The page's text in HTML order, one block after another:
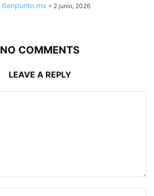
6enpunto.mx - 2 junio, 2026
NO COMMENTS
LEAVE A REPLY